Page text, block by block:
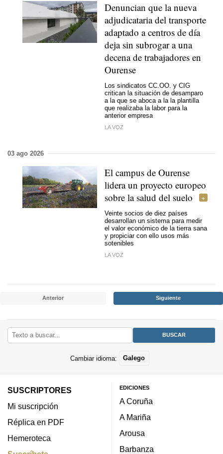
Denuncian que la nueva
adjudicataria del transporte
adaptado a centros de día
deja sin subrogar a una
decena de trabajadores en
Ourense
Los sindicatos CC.OO. y CIG
critican la situación de desamparo
a la que se aboca a la la plantilla
que realizaba la labor para la
anterior empresa
LA VOZ
03 ago 2026
El campus de Ourense
lidera un proyecto europeo
sobre la salud del suelo
Veinte socios de diez países
desarrollan un sistema para medir
el valor económico de la tierra sana
y propiciar con ello usos más
sotenibles
LA VOZ
Anterior Siguiente
Cambiar idioma: Galego
SUSCRIPTORES
Mi suscripción
Réplica en PDF
Hemeroteca
EDICIONES
A Coruña
A Mariña
Arousa
Barbanza